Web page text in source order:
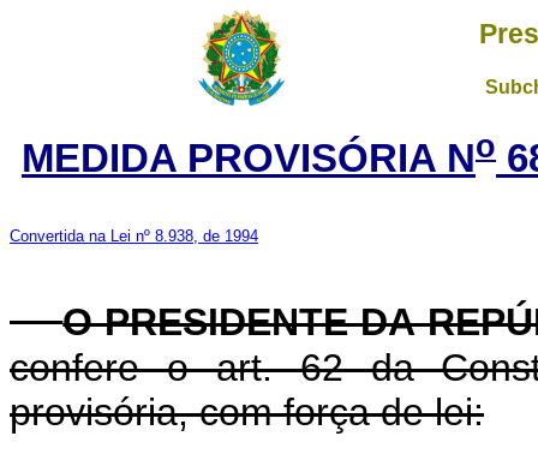
MEDIDA PROVISÓRIA No
Convertida na Lei nº 8.938, de 1994
O PRESIDENTE DA
confere o art. 62 da
provisória, com força de lei: